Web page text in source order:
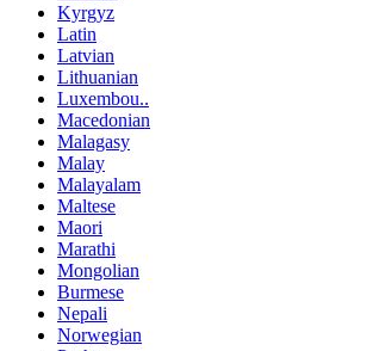
Kyrgyz
Latin
Latvian
Lithuanian
Luxembou..
Macedonian
Malagasy
Malay
Malayalam
Maltese
Maori
Marathi
Mongolian
Burmese
Nepali
Norwegian